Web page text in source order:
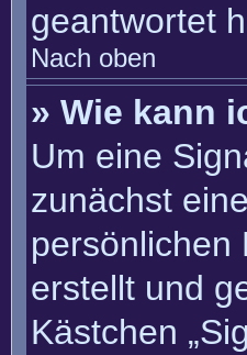
geantwortet
Nach oben
» Wie kann
Um eine
zunächst
persönlichen
erstellt und
Kästchen